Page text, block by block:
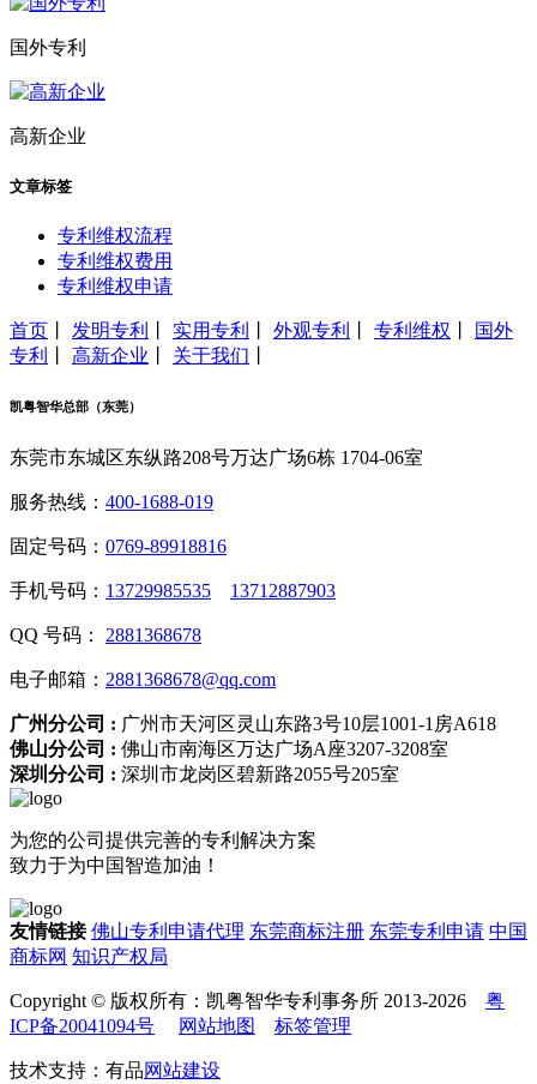
国外专利
高新企业
文章标签
专利维权流程
专利维权费用
专利维权申请
首页 发明专利 实用专利 外观专利 专利维权
国外
专利
高新企业 关于我们
凯粤智华总部（东莞）
东莞市东城区东纵路208号万达广场6栋 1704-06室
服务热线： 400-1688-019
固定号码： 0769-89918816
手机号码： 13729985535 13712887903
QQ 号码： 2881368678
电子邮箱： 2881368678@qq.com
广州分公司 : 广州市天河区灵山东路3号10层1001-1房A618
佛山分公司 : 佛山市南海区万达广场A座3207-3208室
深圳分公司 : 深圳市龙岗区碧新路2055号205室
为您的公司提供完善的专利解决方案
致力于为中国智造加油！
友情链接 佛山专利申请代理 东莞商标注册 东莞专利申请 中国
商标网 知识产权局
Copyright © 版权所有：凯粤智华专利事务所 2013-2026 粤
ICP备20041094号
网站地图 标签管理
技术支持：有品网站建设